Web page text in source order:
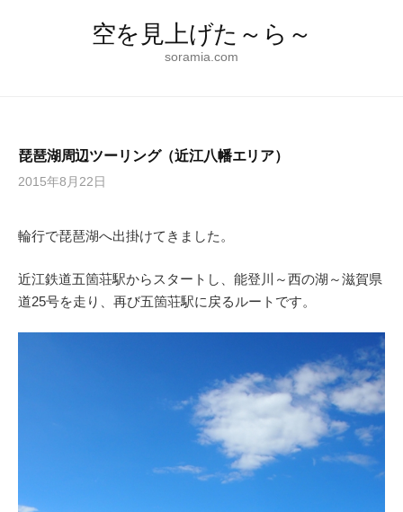
空を見上げた～ら～
soramia.com
琵琶湖周辺ツーリング（近江八幡エリア）
2015年8月22日
輪行で琵琶湖へ出掛けてきました。
近江鉄道五箇荘駅からスタートし、能登川～西の湖～滋賀県
道25号を走り、再び五箇荘駅に戻るルートです。